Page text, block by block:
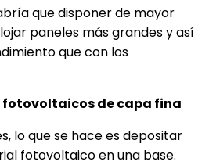
que disponer de mayor
paneles más grandes y así
que con los
fotovoltaicos de capa fina
lo que se hace es depositar
fotovoltaico en una base.